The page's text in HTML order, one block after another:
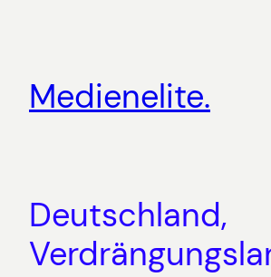
Medienelite.
Deutschland,